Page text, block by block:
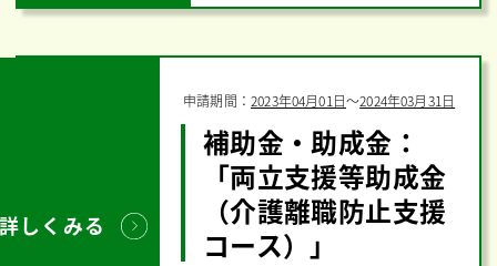
詳しくみる
申請期間：2023年04月01日〜2024年03月31日
補助金・助成金：
「両立支援等助成金
（介護離職防止支援
コース）」